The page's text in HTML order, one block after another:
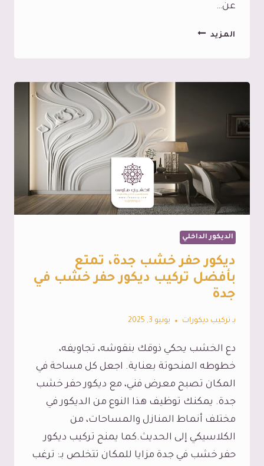
عن…
المزيددواليب
وظيفية
رفوف
شاشات
جدة
الديكور الداخلي
ديكور حفر خشب جدة، تمتع
بأفضل تركيب ديكور حفر خشب في
جدة
بـ تركيب ديكورات يونيو 3, 2025
دع الخشب يحكي ذوقك بنقوشه، تجاويفه،
خطوطه المنحوتة بعناية. اجعل كل مساحة في
المكان تصبح معرض فني، مع ديكور حفر خشب
جدة. يمكنك توظيف هذا النوع من الديكور في
مختلف أنماط المنازل والمساحات، من
الكلاسيكي إلى الحديث.كما يمنح تركيب ديكور
حفر خشب في جدة مزايا للمكان تتخلص بـ: ترغب